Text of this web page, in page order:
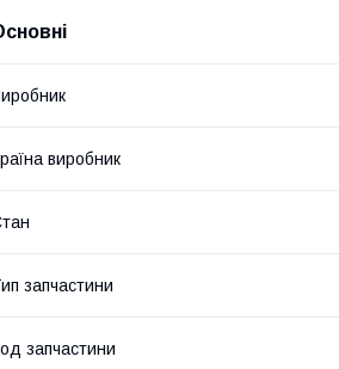
виробник
запчастини
запчастини